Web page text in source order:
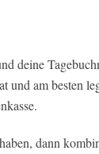
deine
am besten
dann